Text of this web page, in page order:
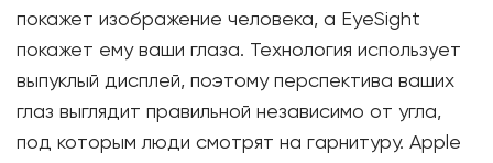
покажет изображение человека, а EyeSight
покажет ему ваши глаза. Технология использует
выпуклый дисплей, поэтому перспектива ваших
глаз выглядит правильной независимо от угла,
под которым люди смотрят на гарнитуру. Apple